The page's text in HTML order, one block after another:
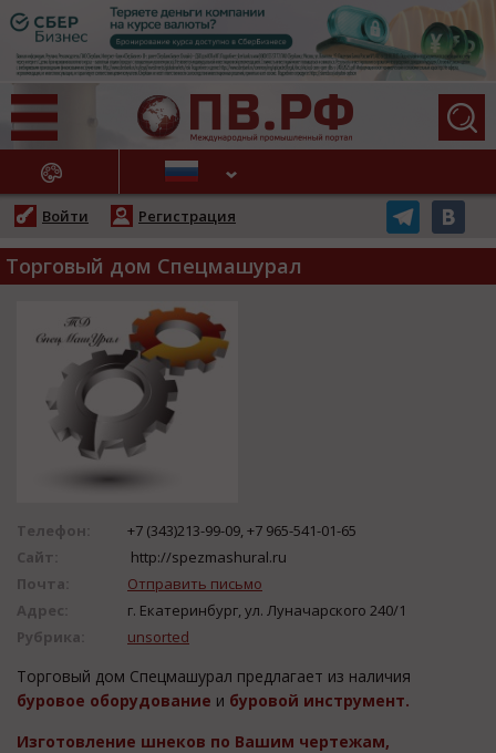
НОВОСТИ
Войти Регистрация
Торговый дом Спецмашурал
Телефон:
+7 (343)213-99-09, +7 965-541-01-65
Сайт:
http://spezmashural.ru
Почта:
Отправить письмо
Адрес:
г. Екатеринбург, ул. Луначарского 240/1
Рубрика:
unsorted
Торговый дом Спецмашурал предлагает из наличия
буровое оборудование и буровой инструмент.
Изготовление шнеков по Вашим чертежам,